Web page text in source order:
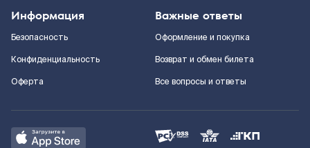
Информация
Безопасность
Конфиденциальность
Оферта
Важные ответы
Оформление и покупка
Возврат и обмен билета
Все вопросы и ответы